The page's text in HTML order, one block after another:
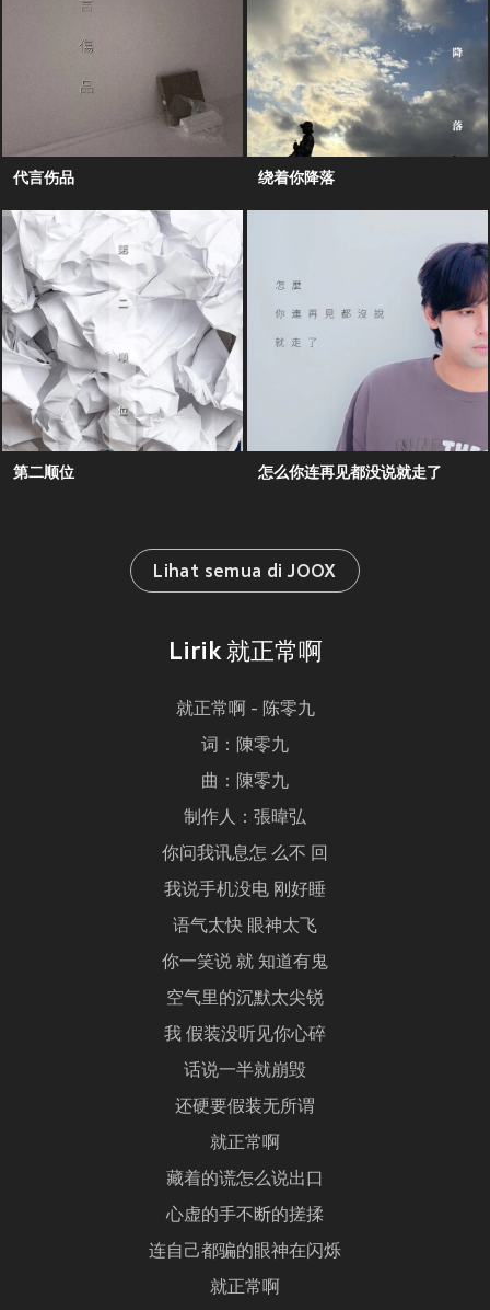
代言伤品 绕着你降落
第二顺位 怎么你连再见都没说就走了
Lihat semua di JOOX
Lirik 就正常啊
就正常啊 - 陈零九
词：陳零九
曲：陳零九
制作人：張暐弘
你问我讯息怎 么不 回
我说手机没电 刚好睡
语气太快 眼神太飞
你一笑说 就 知道有鬼
空气里的沉默太尖锐
我 假装没听见你心碎
话说一半就崩毁
还硬要假装无所谓
就正常啊
藏着的谎怎么说出口
心虚的手不断的搓揉
连自己都骗的眼神在闪烁
就正常啊